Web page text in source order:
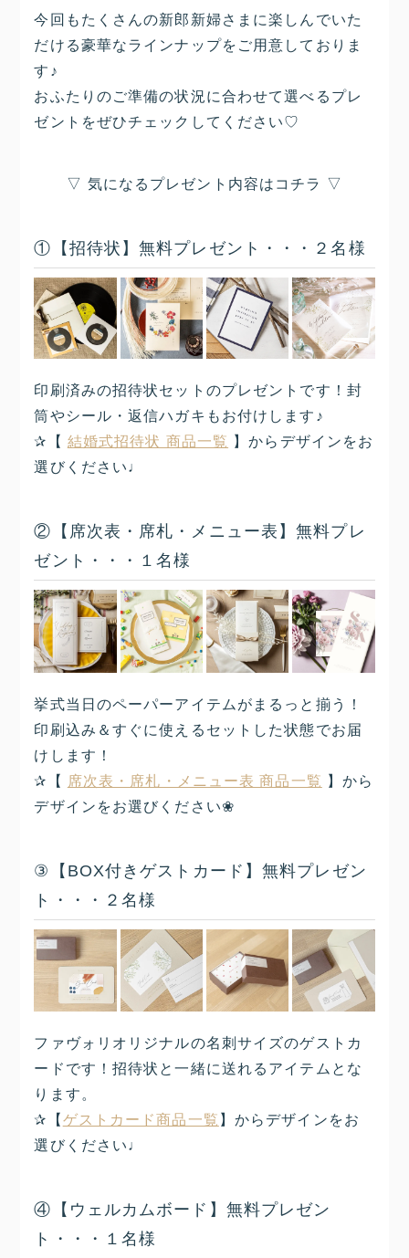
今回もたくさんの新郎新婦さまに楽しんでいた
だける豪華なラインナップをご用意しておりま
す♪
おふたりのご準備の状況に合わせて選べるプレ
ゼントをぜひチェックしてください♡
▽ 気になるプレゼント内容はコチラ ▽
①【招待状】無料プレゼント・・・２名様
印刷済みの招待状セットのプレゼントです！封
筒やシール・返信ハガキもお付けします♪
✰【 結婚式招待状 商品一覧 】からデザインをお
選びください♩
②【席次表・席札・メニュー表】無料プレ
ゼント・・・１名様
挙式当日のペーパーアイテムがまるっと揃う！
印刷込み＆すぐに使えるセットした状態でお届
けします！
✰【
席次表・席札・メニュー表 商品一覧 】から
デザインをお選びください❀
③【BOX付きゲストカード】無料プレゼン
ト・・・２名様
ファヴォリオリジナルの名刺サイズのゲストカ
ードです！招待状と一緒に送れるアイテムとな
ります。
✰【 ゲストカード商品一覧 】からデザインをお
選びください♩
④【ウェルカムボード】無料プレゼン
ト・・・１名様